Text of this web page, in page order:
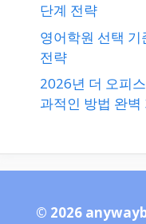
단계 전략
영어학원 선택
전략
2026년 더 오피
과적인 방법 완벽
© 2026